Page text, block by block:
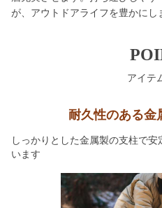
が、アウトドアライフを豊かにし
アイテ
耐久性のある金
しっかりとした金属製の支柱で
います